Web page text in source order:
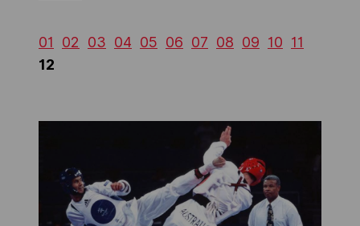
Los Angeles 2028
Kettőskarrier-program
NOB
01 02 03 04 05 06 07 08 09 10 11
12